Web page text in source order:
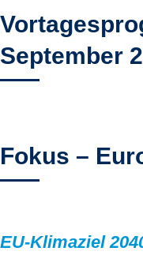
September
Fokus –
EU-Klimaziel